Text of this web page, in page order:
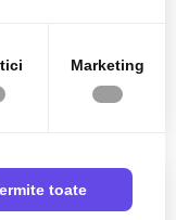
Marketing
toate